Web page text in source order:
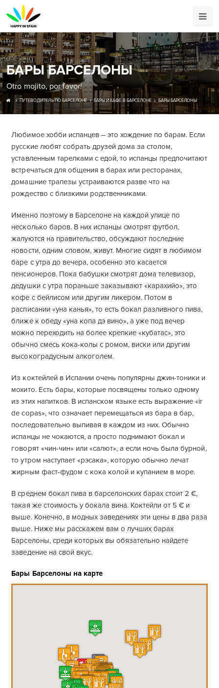
БАРЫ БАРСЕЛОНЫ
Otro mojito, por favor!
ПУТЕВОДИТЕЛЬ ПО БАРСЕЛОНЕ БАРЫ И КАФЕ В БАРСЕЛОНЕ БАРЫ БАРСЕЛОНЫ
Любимое хобби испанцев – это хождение по барам. Если
русские любят собрать друзей дома за столом,
уставленным тарелками с едой, то испанцы предпочитают
встречаться для общения в барах или ресторанах,
домашние трапезы устраиваются разве что на
рождество с близкими родственниками.
Именно поэтому в Барселоне на каждой улице по
несколько баров. В них испанцы смотрят футбол,
жалуются на правительство, обсуждают последние
новости, одним словом, живут. Многие сидят в любимом
баре с утра до вечера, особенно это касается
пенсионеров. Пока бабушки смотрят дома телевизор,
дедушки с утра пораньше заказывают «карахийо», это
кофе с бейлисом или другим ликером. Потом в
расписании «уна канья», то есть бокал разливного пива,
ближе к обеду «уна копа дэ вино», а уже под вечер
можно переходить на более крепкие «кубатас», это
обычно смесь кока-колы с ромом, виски или другим
высокоградусным алкоголем.
Из коктейлей в Испании очень популярны джин-тоники и
мохито. Есть бары, которые посвящены только одному
из этих напитков. В испанском языке есть выражение «ir
de copas», что означает перемещаться из бара в бар,
последовательно выпивая в каждом из них. Обычно
испанцы не чокаются, а просто поднимают бокал и
говорят «чин-чин» или «салют», а если ночь была бурной,
то утром наступает «рэсака», которую обычно лечат
жирным фаст-фудом с кока колой и купанием в море.
В среднем бокал пива в барселонских барах стоит 2 €,
такая же стоимость у бокала вина. Коктейли от 5 € и
выше. Конечно, в модных заведениях эти цены в два раза
выше. Ниже мы расскажем вам о лучших барах
Барселоны, среди которых вы обязательно найдете
заведение на свой вкус.
Бары Барселоны на карте